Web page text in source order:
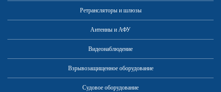
Ретрансляторы и шлюзы
Антенны и АФУ
Видеонаблюдение
Взрывозащищенное оборудование
Судовое оборудование